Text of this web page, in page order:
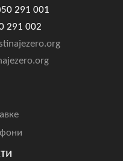
291 001
291 002